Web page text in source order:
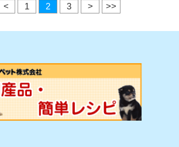
< 1 2 3 > >>